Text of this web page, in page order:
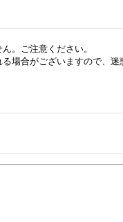
。ご注意ください。
場合がございますので、